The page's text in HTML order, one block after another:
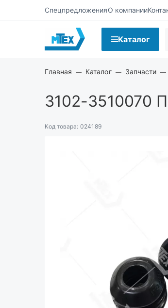
СпецпредложенияО компании
Каталог
Главная Каталог Запчасти
3102-3510070
Код товара: 024189